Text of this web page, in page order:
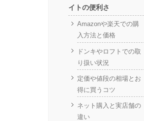
イトの便利さ
Amazonや楽天での購
入方法と価格
ドンキやロフトでの取
り扱い状況
定価や値段の相場とお
得に買うコツ
ネット購入と実店舗の
違い